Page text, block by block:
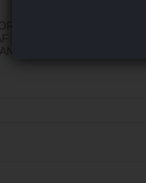
WSS-M2C950-
9.55535-GS1/DS1
ROVER STJLR.03.5007